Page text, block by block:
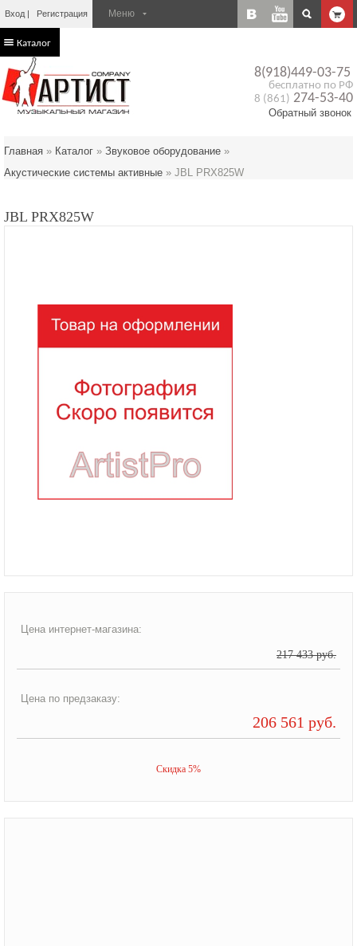
Вход Регистрация
8(918)449-03-75
бесплатно по РФ
8 (861) 274-53-40
Обратный звонок
Каталог
Главная » Каталог » Звуковое оборудование »
Акустические системы активные » JBL PRX825W
JBL PRX825W
Цена интернет-магазина:
217 433 руб.
Цена по предзаказу:
206 561 руб.
Скидка 5%